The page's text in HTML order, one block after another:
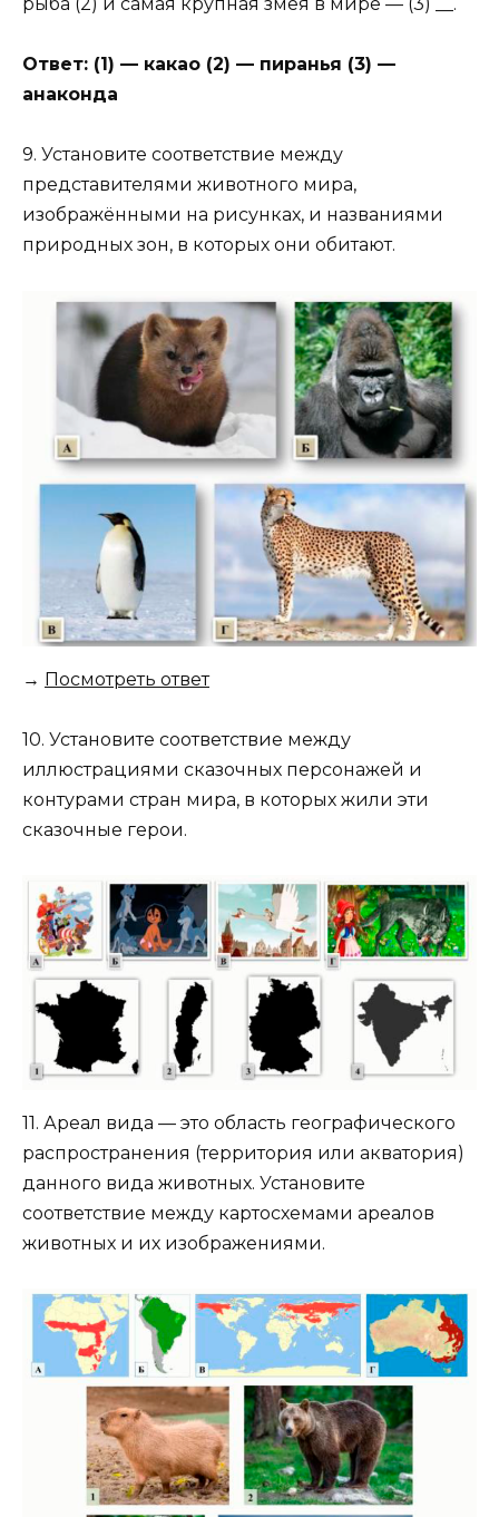
Ответ: (1) — какао (2) — пиранья (3) —
анаконда
9. Установите соответствие между
представителями животного мира,
изображёнными на рисунках, и названиями
природных зон, в которых они обитают.
→ Посмотреть ответ
10. Установите соответствие между
иллюстрациями сказочных персонажей и
контурами стран мира, в которых жили эти
сказочные герои.
11. Ареал вида — это область географического
распространения (территория или акватория)
данного вида животных. Установите
соответствие между картосхемами ареалов
животных и их изображениями.